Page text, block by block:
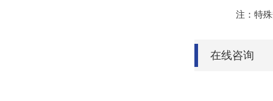
注：特殊规格
在线咨询